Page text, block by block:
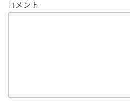
コメント